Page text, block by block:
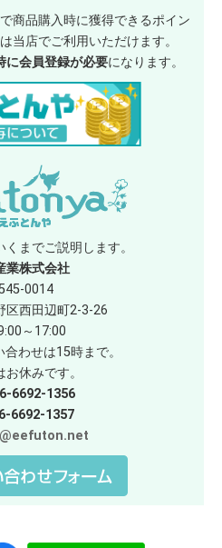
商品購入時に獲得できるポイン
当店でご利用いただけます。
に会員登録が必要になります。
までご説明します。
業株式会社
0014
区西田辺町2-3-26
～17:00
わせは15時まで。
休みです。
6692-1356
6692-1357